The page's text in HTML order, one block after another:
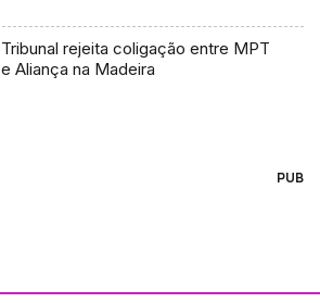
Tribunal rejeita coligação entre MPT
e Aliança na Madeira
PUB